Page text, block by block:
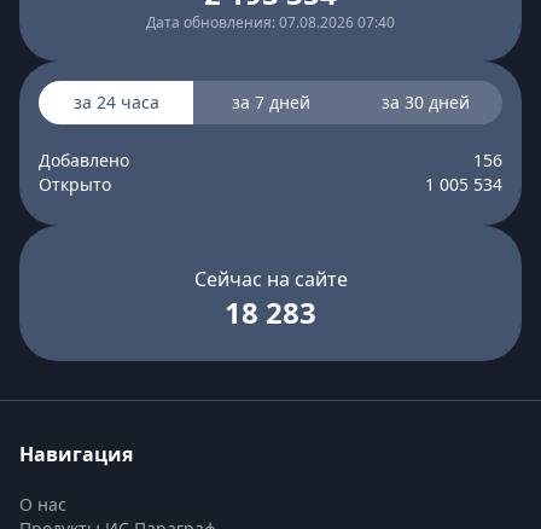
Дата обновления: 07.08.2026 07:40
за 24 часа за 7 дней за 30 дней
Добавлено
156
Открыто
1 005 534
Сейчас на сайте
18 283
Навигация
О нас